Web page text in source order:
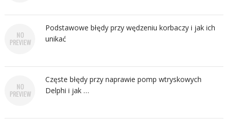
Podstawowe błędy przy wędzeniu korbaczy i jak ich
unikać
Częste błędy przy naprawie pomp wtryskowych
Delphi i jak …